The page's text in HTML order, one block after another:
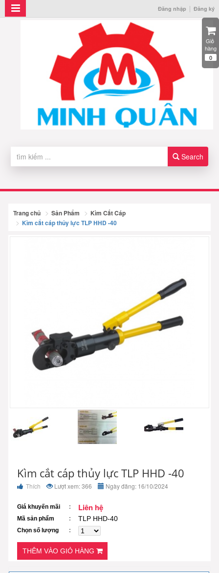
Đăng nhập Đăng ký
Search
Trang chủ Sản Phẩm
Kìm Cắt Cáp
Kìm cắt cáp thủy lực TLP HHD -40
Kìm cắt cáp thủy lực TLP HHD -40
Thích Lượt xem: 366 Ngày đăng: 16/10/2024
Giá khuyến mãi Liên hệ
Mã sản phẩm TLP HHD-40
Chọn số lượng
THÊM VÀO GIỎ HÀNG
Giỏ
hàng
0